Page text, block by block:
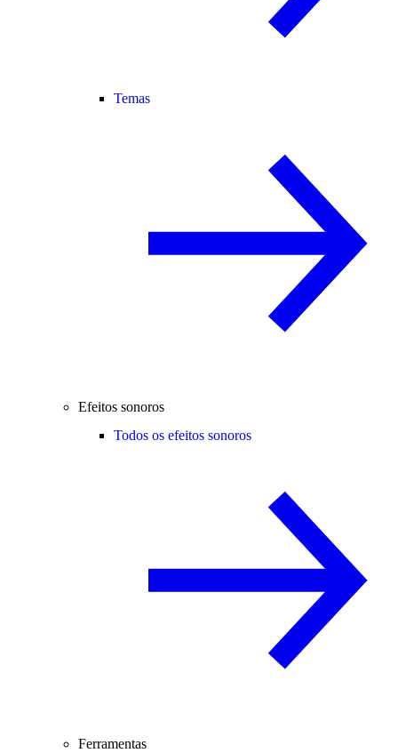
Temas
Efeitos sonoros
Todos os efeitos sonoros
Ferramentas